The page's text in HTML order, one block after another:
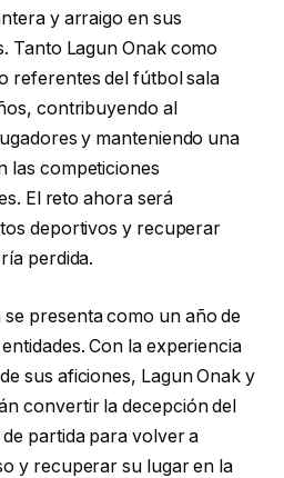
y arraigo en sus
Tanto Lagun Onak como
referentes del fútbol sala
contribuyendo al
y manteniendo una
las competiciones
El reto ahora será
deportivos y recuperar
perdida.
presenta como un año de
Con la experiencia
sus aficiones, Lagun Onak y
convertir la decepción del
partida para volver a
y recuperar su lugar en la